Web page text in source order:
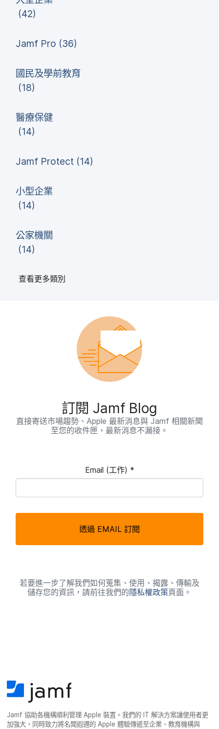
(42)
Jamf Pro (36)
國民​及​學前​教育
(18)
醫療​保健
(14)
Jamf Protect (14)
小型​企業
(14)
公家​機關
(14)
查​看​更多​類別
訂閱 Jamf Blog
直接​寄送​市場​趨勢、 Apple 最​新​消息​與 Jamf 相關​新聞​
至​您​的​收件​匣，​最​新​消息​不​漏接。
Email (工作) *
欄
透過 EMAIL 訂閱
若​要​進一步​了​解​我們​如何​蒐集、​使用、​揭露、​傳輸​及​
儲存您​的​資訊，​請​前往​我們​的隱私權​政策頁面。
Jamf協助​各​機構​順利​管理 Apple裝置。​我們​的 IT解決​方案​讓​使用​者​更​
加強​大，​同時​致力​將​名聞​遐邇​的 Apple體驗​傳遞​至​企業、​教育​機構​與​